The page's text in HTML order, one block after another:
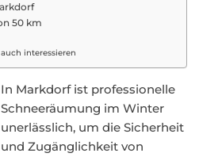
50 km
interessieren
In Markdorf ist professionelle
Schneeräumung im Winter
unerlässlich, um die Sicherheit
und Zugänglichkeit von